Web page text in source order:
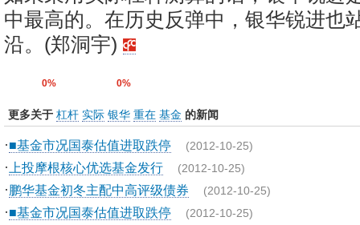
中最高的。在历史反弹中，银华锐进也
沿。(郑洞宇)
0% 0%
更多关于 杠杆 实际 银华 重在 基金 的新闻
·■基金市况国泰估值进取跌停 (2012-10-25)
· 上投摩根核心优选基金发行 (2012-10-25)
·鹏华基金初冬主配中高评级债券 (2012-10-25)
·■基金市况国泰估值进取跌停 (2012-10-25)